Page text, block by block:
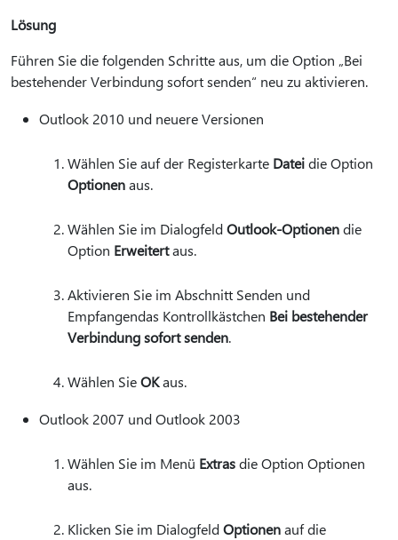
Lösung
Führen Sie die folgenden Schritte aus, um die Option „Bei
bestehender Verbindung sofort senden“ neu zu aktivieren.
Outlook 2010 und neuere Versionen
Wählen Sie auf der Registerkarte Dateidie Option
Optionenaus.
Wählen Sie im DialogfeldOutlook-Optionendie
Option Erweitertaus.
Aktivieren Sie im Abschnitt Senden und
Empfangendas Kontrollkästchen Bei bestehender
Verbindung sofort senden.
Wählen SieOKaus.
Outlook 2007 und Outlook 2003
Wählen Sie im Menü Extrasdie Option Optionen
aus.
Klicken Sie im DialogfeldOptionenauf die